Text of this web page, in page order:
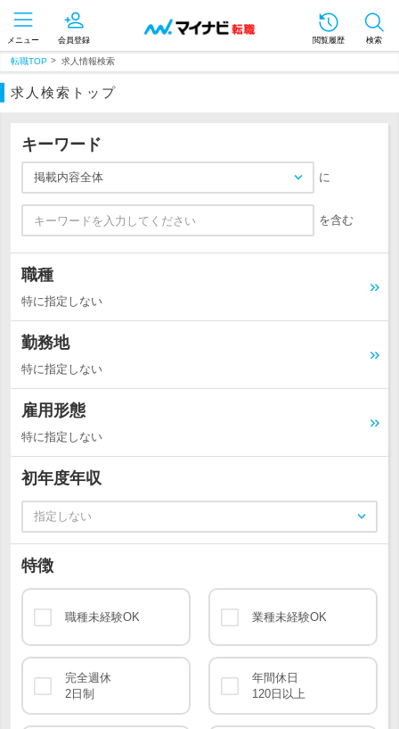
メニュー 会員登録 閲覧履歴 検索
転職TOP 求人情報検索
求人検索トップ
キーワード
掲載内容全体 に
を含む
職種
特に指定しない
勤務地
特に指定しない
雇用形態
特に指定しない
初年度年収
指定しない
特徴
職種未経験OK 業種未経験OK
完全週休
2日制
年間休日
120日以上